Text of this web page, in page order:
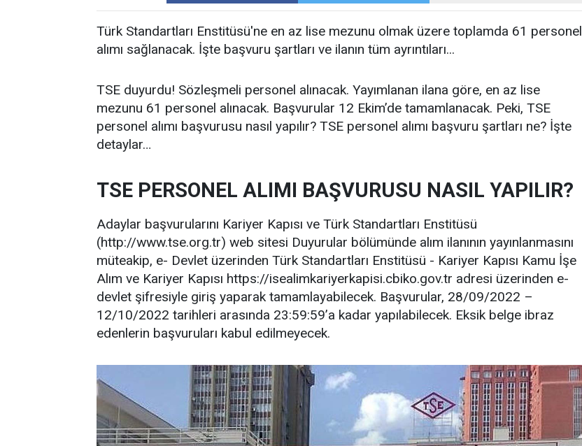
Türk Standartları Enstitüsü'ne en az lise mezunu olmak üzere toplamda 61 personel
alımı sağlanacak. İşte başvuru şartları ve ilanın tüm ayrıntıları...
TSE duyurdu! Sözleşmeli personel alınacak. Yayımlanan ilana göre, en az lise
mezunu 61 personel alınacak. Başvurular 12 Ekim’de tamamlanacak. Peki, TSE
personel alımı başvurusu nasıl yapılır? TSE personel alımı başvuru şartları ne? İşte
detaylar…
TSE PERSONEL ALIMI BAŞVURUSU NASIL YAPILIR?
Adaylar başvurularını Kariyer Kapısı ve Türk Standartları Enstitüsü
(http://www.tse.org.tr) web sitesi Duyurular bölümünde alım ilanının yayınlanmasını
müteakip, e- Devlet üzerinden Türk Standartları Enstitüsü - Kariyer Kapısı Kamu İşe
Alım ve Kariyer Kapısı https://isealimkariyerkapisi.cbiko.gov.tr adresi üzerinden e-
devlet şifresiyle giriş yaparak tamamlayabilecek. Başvurular, 28/09/2022 –
12/10/2022 tarihleri arasında 23:59:59’a kadar yapılabilecek. Eksik belge ibraz
edenlerin başvuruları kabul edilmeyecek.